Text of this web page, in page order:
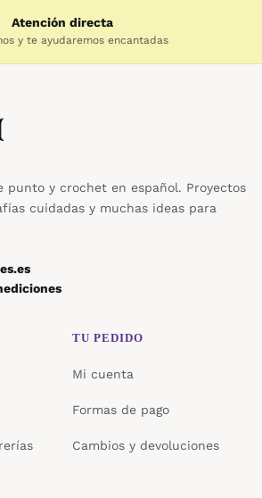
Atención directa
y te ayudaremos encantadas
punto y crochet en español. Proyectos
cuidadas y muchas ideas para
TU PEDIDO
Mi cuenta
Formas de pago
Cambios y devoluciones